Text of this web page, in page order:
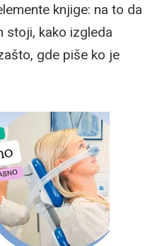
knjige: na to da
stoji, kako izgleda
gde piše ko je